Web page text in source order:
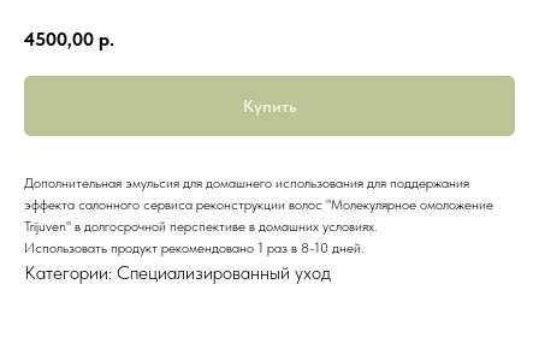
4500,00 р.
Купить
Дополнительная эмульсия для домашнего использования для поддержания
эффекта салонного сервиса реконструкции волос "Молекулярное омоложение
Trijuven" в долгосрочной перспективе в домашних условиях.
Использовать продукт рекомендовано 1 раз в 8-10 дней.
Категории: Специализированный уход